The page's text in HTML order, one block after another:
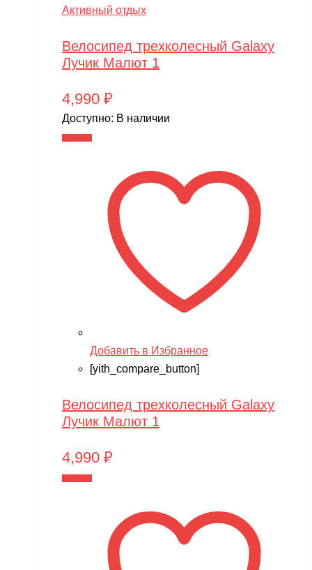
Активный отдых
Велосипед трехколесный Galaxy
Лучик Малют 1
4,990 ₽
Доступно: В наличии
Добавить в Избранное
[yith_compare_button]
Велосипед трехколесный Galaxy
Лучик Малют 1
4,990 ₽